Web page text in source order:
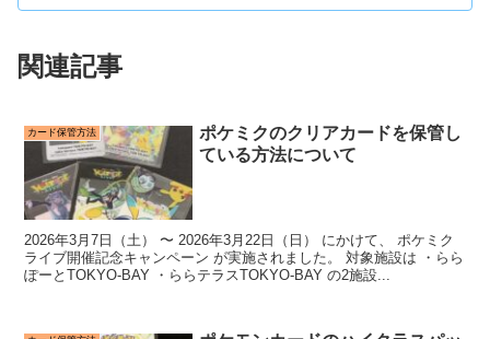
関連記事
カード保管方法
ポケミクのクリアカードを保管し
ている方法について
2026年3月7日（土） 〜 2026年3月22日（日） にかけて、 ポケミク
ライブ開催記念キャンペーン が実施されました。 対象施設は ・らら
ぽーとTOKYO-BAY ・ららテラスTOKYO-BAY の2施設...